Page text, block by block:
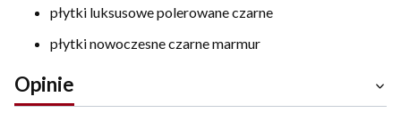
płytki luksusowe polerowane czarne
płytki nowoczesne czarne marmur
Opinie